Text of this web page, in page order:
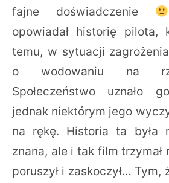
fajne doświadczenie
opowiadał historię pilota,
temu, w sytuacji
o wodowaniu na
Społeczeństwo uznało
jednak niektórym jego
na rękę. Historia ta była
znana, ale i tak film trzymał
poruszył i zaskoczył… Tym,